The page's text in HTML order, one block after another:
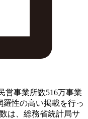
営事業所数516万事業
羅性の高い掲載を行っ
は、総務省統計局サ